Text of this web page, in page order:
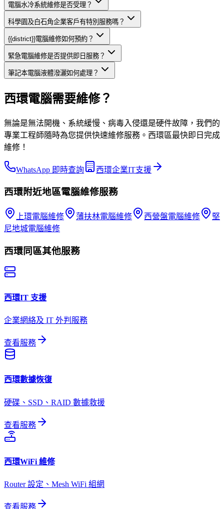
電腦水冷系統維修是否受理？
科學園及白石角企業客戶有特別服務嗎？
{{district}}電腦維修如何預約？
緊急電腦維修是否提供即日服務？
筆記本電腦液體潑灑如何處理？
西環電腦需要維修？
無論是無法開機、系統緩慢、病毒入侵還是硬件故障，我們的
專業工程師隨時為您提供快速維修服務。西環區最快即日完成
維修！
WhatsApp 即時查詢 西環企業IT支援
西環附近地區電腦維修服務
上環電腦維修 薄扶林電腦維修 西營盤電腦維修
堅
尼地城電腦維修
西環同區其他服務
西環IT 支援
企業網絡及 IT 外判服務
查看服務
西環數據恢復
硬碟、SSD、RAID 數據救援
查看服務
西環WiFi 維修
Router 設定、Mesh WiFi 組網
查看服務